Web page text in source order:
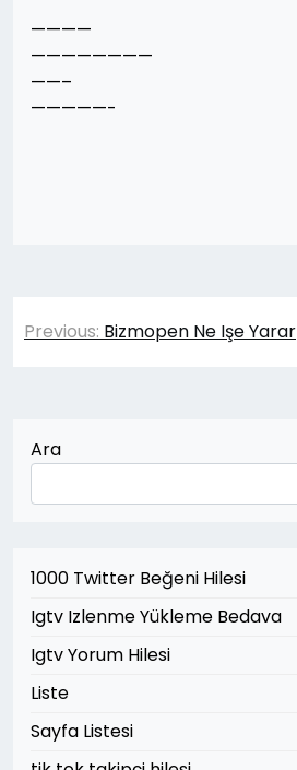
————
————————
——–
—————-
Yazı
gezinmesi
Previous: Bizmopen Ne Işe Yarar
Ara
1000 Twitter Beğeni Hilesi
Igtv Izlenme Yükleme Bedava
Igtv Yorum Hilesi
Liste
Sayfa Listesi